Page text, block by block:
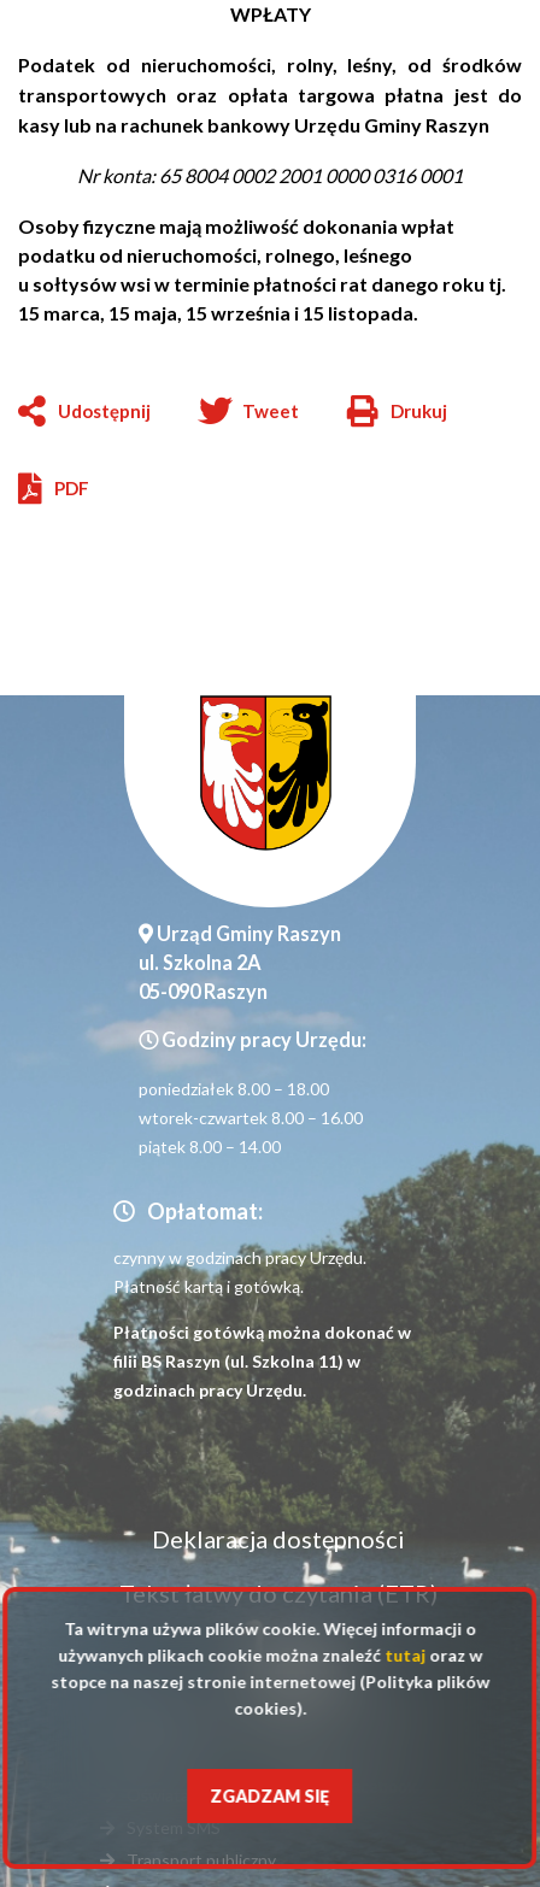
WPŁATY
Podatek od nieruchomości, rolny, leśny, od środków
transportowych oraz opłata targowa płatna jest do
kasy lub na rachunek bankowy Urzędu Gminy Raszyn
Nr konta: 65 8004 0002 2001 0000 0316 0001
Osoby fizyczne mają możliwość dokonania wpłat
podatku od nieruchomości, rolnego, leśnego
u sołtysów wsi w terminie płatności rat danego roku tj.
15 marca, 15 maja, 15 września i 15 listopada.
Udostępnij Tweet
Will
Drukuj
PDF
Urząd Gminy Raszyn
ul. Szkolna 2A
05-090 Raszyn
Godziny pracy Urzędu:
poniedziałek 8.00 – 18.00
wtorek-czwartek 8.00 – 16.00
piątek 8.00 – 14.00
Opłatomat:
czynny w godzinach pracy Urzędu.
Płatność kartą i gotówką.
Płatności gotówką można dokonać w
filii BS Raszyn (ul. Szkolna 11) w
godzinach pracy Urzędu.
Menu
dostępność
Deklaracja dostępności
Tekst łatwy do czytania (ETR)
System SMS
Transport publiczny
zewnętrzne
Ta witryna używa plików cookie. Więcej informacji o
używanych plikach cookie można znaleźć tutajoraz w
stopce na naszej stronie internetowej (Polityka plików
cookies).
ZGADZAM SIĘ